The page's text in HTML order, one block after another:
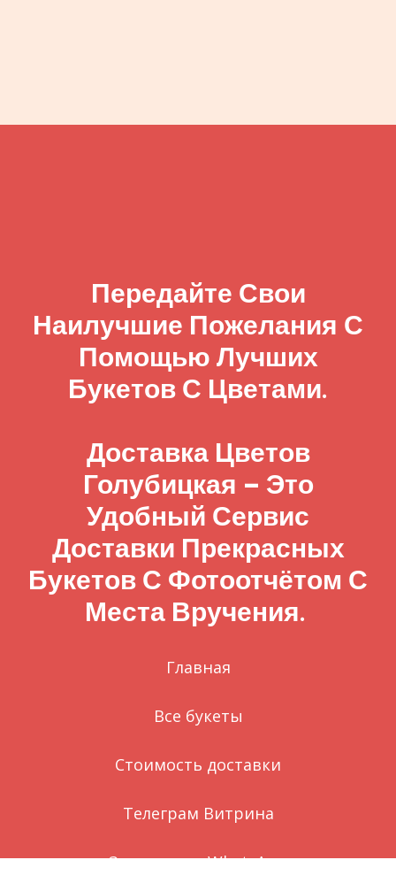
Передайте Свои
Наилучшие Пожелания С
Помощью Лучших
Букетов С Цветами.
Доставка Цветов
Голубицкая – Это
Удобный Сервис
Доставки Прекрасных
Букетов С Фотоотчётом С
Места Вручения.
Главная
Все букеты
Стоимость доставки
Телеграм Витрина
Заказ через WhatsApp